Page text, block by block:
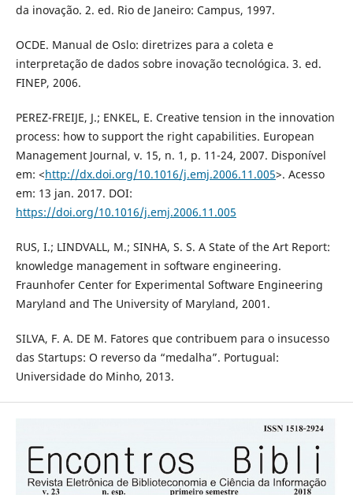
da inovação. 2. ed. Rio de Janeiro: Campus, 1997.
OCDE. Manual de Oslo: diretrizes para a coleta e
interpretação de dados sobre inovação tecnológica. 3. ed.
FINEP, 2006.
PEREZ-FREIJE, J.; ENKEL, E. Creative tension in the innovation
process: how to support the right capabilities. European
Management Journal, v. 15, n. 1, p. 11-24, 2007. Disponível
em: <http://dx.doi.org/10.1016/j.emj.2006.11.005>. Acesso
em: 13 jan. 2017. DOI:
https://doi.org/10.1016/j.emj.2006.11.005
RUS, I.; LINDVALL, M.; SINHA, S. S. A State of the Art Report:
knowledge management in software engineering.
Fraunhofer Center for Experimental Software Engineering
Maryland and The University of Maryland, 2001.
SILVA, F. A. DE M. Fatores que contribuem para o insucesso
das Startups: O reverso da “medalha”. Portugual:
Universidade do Minho, 2013.